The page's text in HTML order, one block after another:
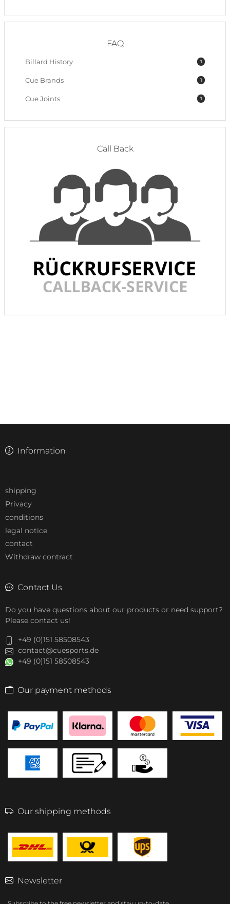
FAQ
1
Billard History
1
Cue Brands
1
Cue Joints
Call Back
Information
shipping
Privacy
conditions
legal notice
contact
Withdraw contract
Contact Us
Do you have questions about our products or need support?
Please contact us!
+49 (0)151 58508543
contact@cuesports.de
+49 (0)151 58508543
Our payment methods
Our shipping methods
Newsletter